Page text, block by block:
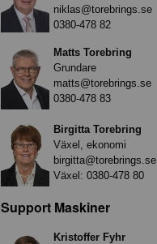
niklas@torebrings.se
0380-478 82
Matts Torebring
Grundare
matts@torebrings.se
0380-478 83
Birgitta Torebring
Växel, ekonomi
birgitta@torebrings.se
Växel: 0380-478 80
Support Maskiner
Kristoffer Fyhr